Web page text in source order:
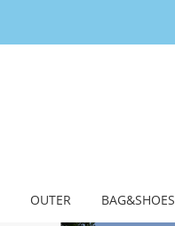
OUTER BAG&SHOES